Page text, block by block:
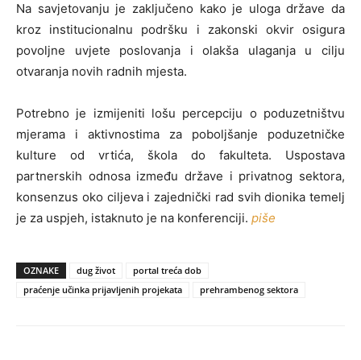
Na savjetovanju je zaključeno kako je uloga države da
kroz institucionalnu podršku i zakonski okvir osigura
povoljne uvjete poslovanja i olakša ulaganja u cilju
otvaranja novih radnih mjesta.
Potrebno je izmijeniti lošu percepciju o poduzetništvu
mjerama i aktivnostima za poboljšanje poduzetničke
kulture od vrtića, škola do fakulteta. Uspostava
partnerskih odnosa između države i privatnog sektora,
konsenzus oko ciljeva i zajednički rad svih dionika temelj
je za uspjeh, istaknuto je na konferenciji. piše
OZNAKE dug život
portal treća dob
praćenje učinka prijavljenih projekata
prehrambenog sektora